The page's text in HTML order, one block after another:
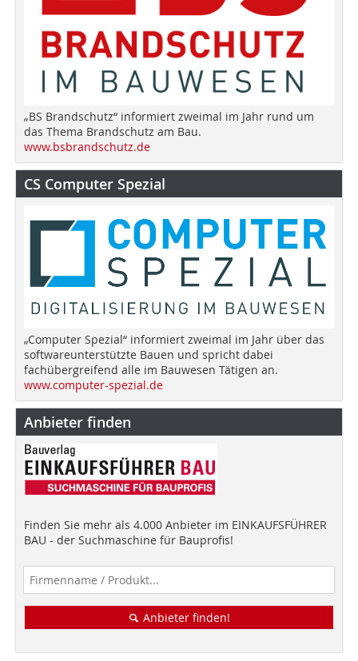
„BS Brandschutz“ informiert zweimal im Jahr rund um
das Thema Brandschutz am Bau.
www.bsbrandschutz.de
CS Computer Spezial
„Computer Spezial“ informiert zweimal im Jahr über das
softwareunterstützte Bauen und spricht dabei
fachübergreifend alle im Bauwesen Tätigen an.
www.computer-spezial.de
Anbieter finden
Finden Sie mehr als 4.000 Anbieter im EINKAUFSFÜHRER
BAU - der Suchmaschine für Bauprofis!
Anbieter finden!